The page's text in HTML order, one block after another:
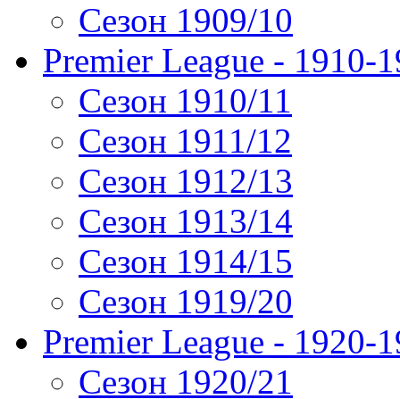
Сезон 1909/10
Premier League - 1910-
Сезон 1910/11
Сезон 1911/12
Сезон 1912/13
Сезон 1913/14
Сезон 1914/15
Сезон 1919/20
Premier League - 1920-
Сезон 1920/21